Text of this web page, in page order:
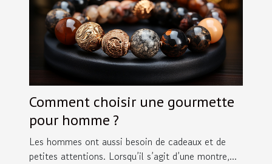
Comment choisir une gourmette
pour homme ?
Les hommes ont aussi besoin de cadeaux et de
petites attentions. Lorsqu’il s’agit d’une montre,...